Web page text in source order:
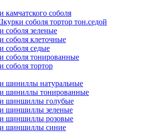
камчатского соболя
соболя тортор тон.седой
соболя зеленые
соболя клеточные
соболя седые
соболя тонированные
соболя тортор
шиниллы натуральные
шиниллы тонированные
шиншиллы голубые
шиншиллы зеленые
шиншиллы розовые
шиншиллы синие